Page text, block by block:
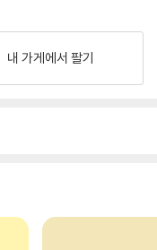
내 가게에서 팔기